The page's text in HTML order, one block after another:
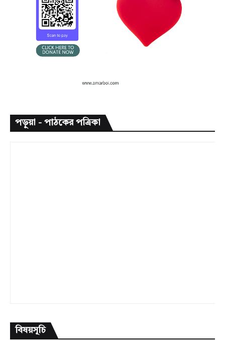
পড়ুয়া - পাঠকের পত্রিকা
বিষয়সূচি